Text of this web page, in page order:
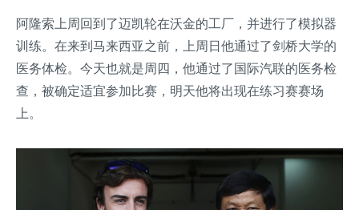
阿隆索上周回到了迈凯轮在沃金的工厂，并进行了模拟器
训练。在来到马来西亚之前，上周日他通过了剑桥大学的
医务体检。今天也就是周四，他通过了国际汽联的医务检
查，被确定适宜参加比赛，明天他将出现在练习赛赛场
上。